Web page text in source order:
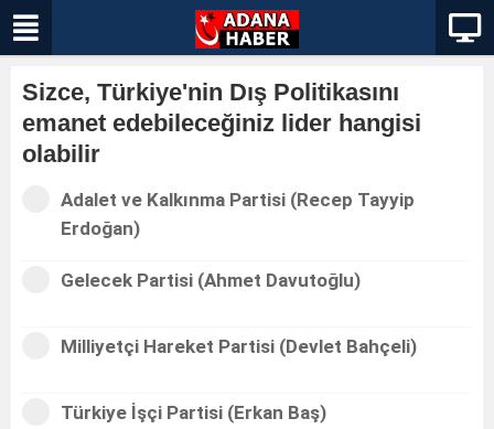
Sizce, Türkiye'nin Dış Politikasını
emanet edebileceğiniz lider hangisi
olabilir
Adalet ve Kalkınma Partisi (Recep Tayyip
Erdoğan)
Gelecek Partisi (Ahmet Davutoğlu)
Milliyetçi Hareket Partisi (Devlet Bahçeli)
Türkiye İşçi Partisi (Erkan Baş)